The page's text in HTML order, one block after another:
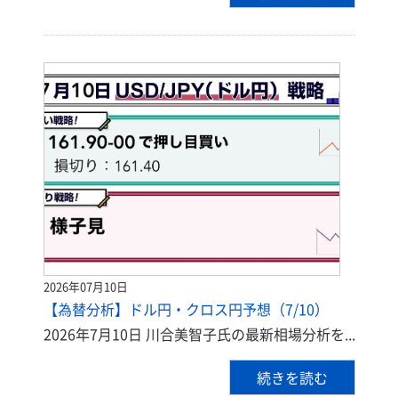
2026年07月10日
【為替分析】ドル円・クロス円予想（7/10）
2026年7月10日 川合美智子氏の最新相場分析を...
続きを読む